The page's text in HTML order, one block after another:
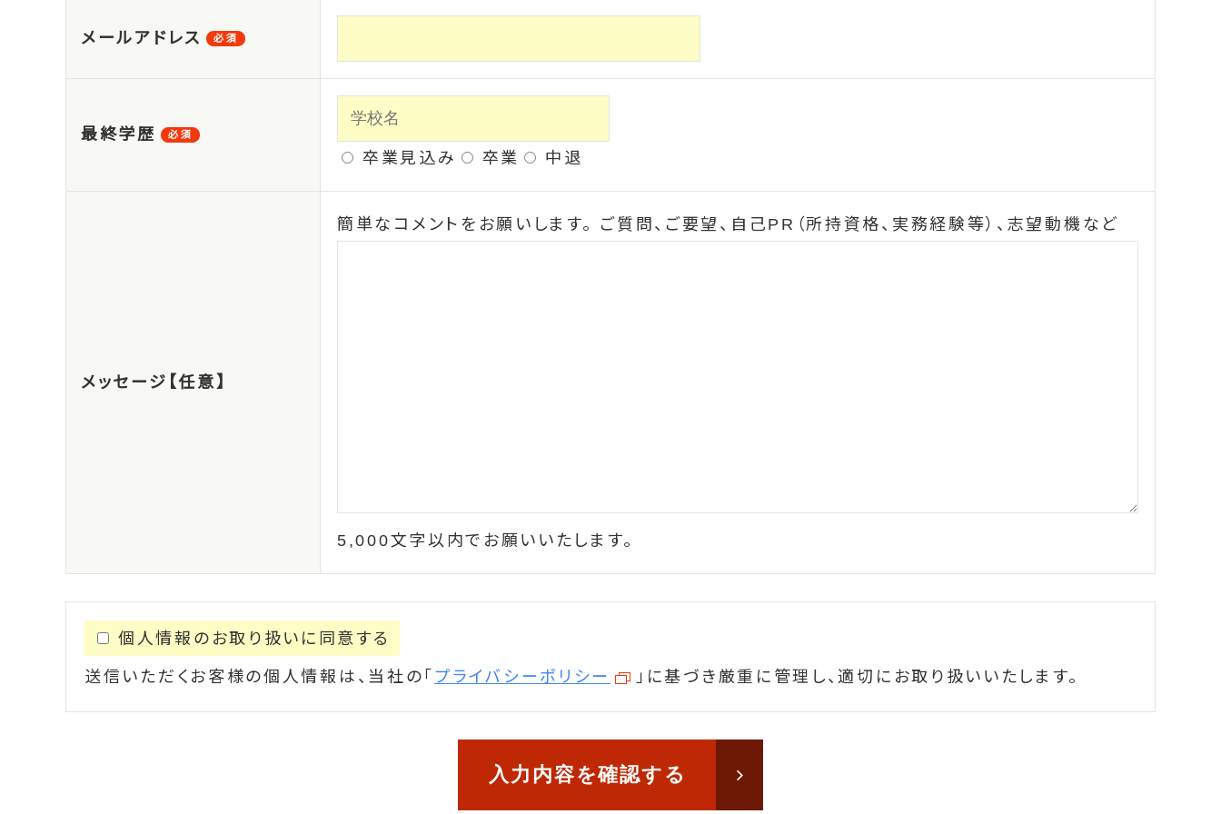
メールアドレス 必須
最終学歴 必須
卒業見込み 卒業 中退
メッセージ【任意】
簡単なコメントをお願いします。 ご質問、ご要望、自己PR（所持資格、実務経験等）、志望動機など
5,000文字以内でお願いいたします。
個人情報のお取り扱いに同意する
送信いただくお客様の個人情報は、当社の「 プライバシーポリシー 」に基づき厳重に管理し、適切にお取り扱いいたします。
入力内容を確認する